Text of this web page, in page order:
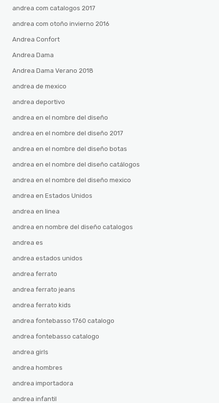
andrea com catalogos 2017
andrea com otoño invierno 2016
Andrea Confort
Andrea Dama
Andrea Dama Verano 2018
andrea de mexico
andrea deportivo
andrea en el nombre del diseño
andrea en el nombre del diseño 2017
andrea en el nombre del diseño botas
andrea en el nombre del diseño catálogos
andrea en el nombre del diseño mexico
andrea en Estados Unidos
andrea en linea
andrea en nombre del diseño catalogos
andrea es
andrea estados unidos
andrea ferrato
andrea ferrato jeans
andrea ferrato kids
andrea fontebasso 1760 catalogo
andrea fontebasso catalogo
andrea girls
andrea hombres
andrea importadora
andrea infantil